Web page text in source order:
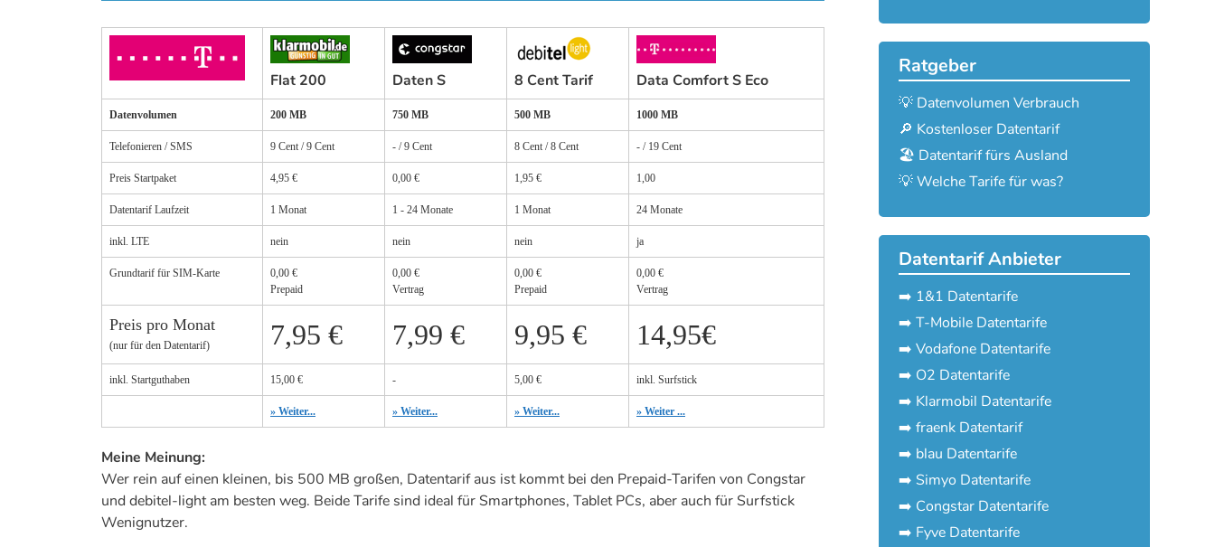
Flat 200 Daten S 8 Cent Tarif Data Comfort S Eco
Datenvolumen 200 MB 750 MB 500 MB 1000 MB
Telefonieren / SMS 9 Cent / 9 Cent - / 9 Cent 8 Cent / 8 Cent - / 19 Cent
Preis Startpaket 4,95 € 0,00 € 1,95 € 1,00
Datentarif Laufzeit 1 Monat 1 - 24 Monate 1 Monat 24 Monate
inkl. LTE nein nein nein ja
Grundtarif für SIM-Karte
0,00 €
Prepaid
0,00 €
Vertrag
0,00 €
Prepaid
0,00 €
Vertrag
Preis pro Monat
(nur für den Datentarif) 7,95 € 7,99 € 9,95 € 14,95€
inkl. Startguthaben 15,00 € - 5,00 € inkl. Surfstick
» Weiter... » Weiter... » Weiter... » Weiter ...
Meine Meinung:
Wer rein auf einen kleinen, bis 500 MB großen, Datentarif aus ist kommt bei den Prepaid-Tarifen von Congstar
und debitel-light am besten weg. Beide Tarife sind ideal für Smartphones, Tablet PCs, aber auch für Surfstick
Wenignutzer.
Ratgeber
💡 Datenvolumen Verbrauch
🔎 Kostenloser Datentarif
🏖️ Datentarif fürs Ausland
💡 Welche Tarife für was?
Datentarif Anbieter
➡️ 1&1 Datentarife
➡️ T-Mobile Datentarife
➡️ Vodafone Datentarife
➡️ O2 Datentarife
➡️ Klarmobil Datentarife
➡️ fraenk Datentarif
➡️ blau Datentarife
➡️ Simyo Datentarife
➡️ Congstar Datentarife
➡️ Fyve Datentarife